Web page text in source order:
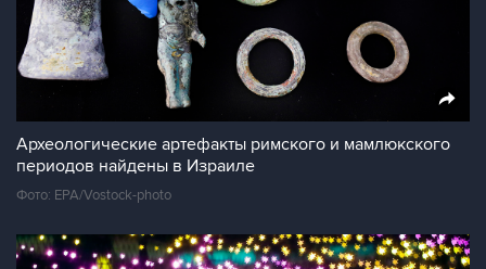
Археологические артефакты римского и мамлюкского
периодов найдены в Израиле
Фото: EPA/Vostock-photo